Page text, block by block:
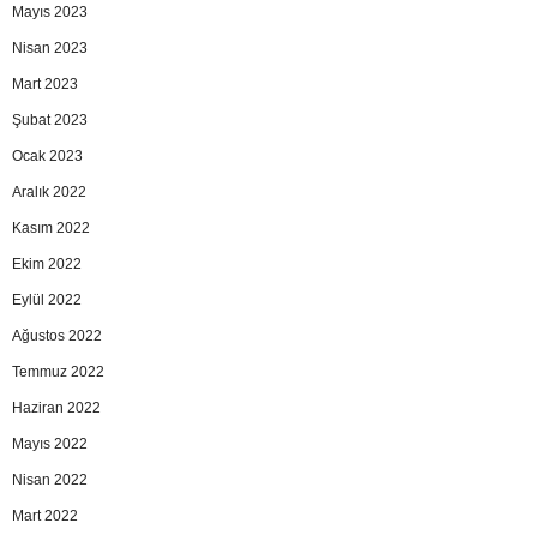
Mayıs 2023
Nisan 2023
Mart 2023
Şubat 2023
Ocak 2023
Aralık 2022
Kasım 2022
Ekim 2022
Eylül 2022
Ağustos 2022
Temmuz 2022
Haziran 2022
Mayıs 2022
Nisan 2022
Mart 2022